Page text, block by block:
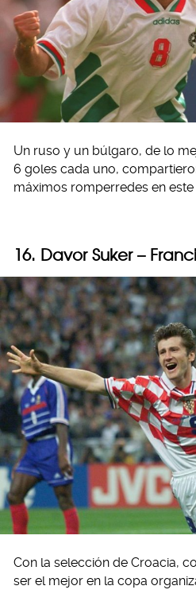
Un ruso y un búlgaro, de lo
6 goles cada uno,
máximos romperredes en
16. Davor Suker –
Con la selección de Croacia,
ser el mejor en la copa